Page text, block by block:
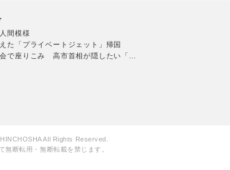
間模様
た「プライベートジェット」帰国
で座りこみ 高市首相が隠したい「...
All Rights Reserved.
無断転用・無断転載を禁じます。